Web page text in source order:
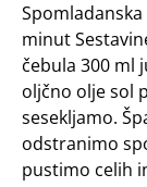
minut
čebula 300 ml
oljčno olje sol
sesekljamo.
odstranimo
pustimo celih
Cobius